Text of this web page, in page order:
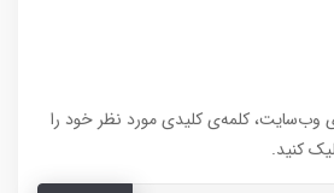
وب‌سایت، کلمه‌ی کلیدی مورد نظر خود را
کنید.